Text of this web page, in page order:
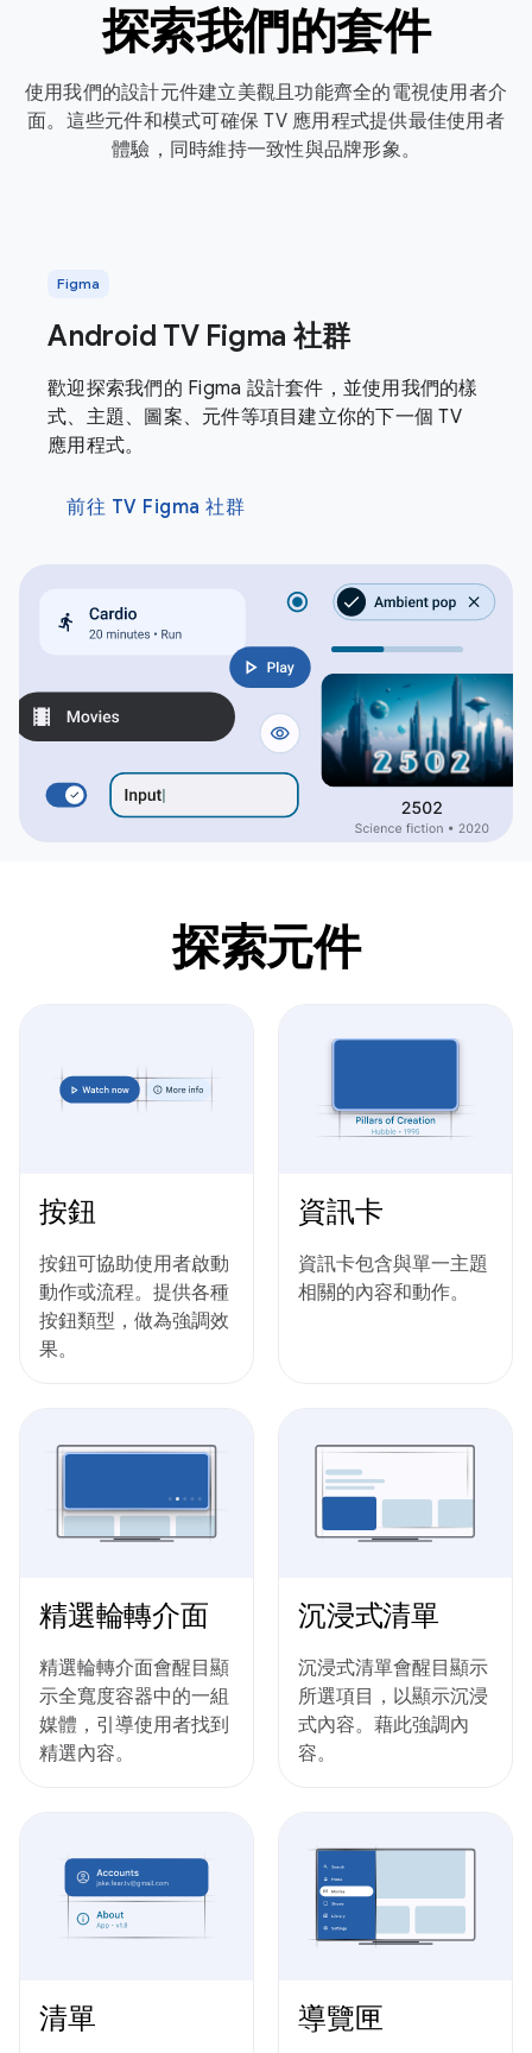
探索我們的套件
使用我們的設計元件建立美觀且功能齊全的電視使用者介
面。這些元件和模式可確保 TV 應用程式提供最佳使用者
體驗，同時維持一致性與品牌形象。
Figma
Android TV Figma 社群
歡迎探索我們的 Figma 設計套件，並使用我們的樣
式、主題、圖案、元件等項目建立你的下一個 TV
應用程式。
前往 TV Figma 社群
探索元件
按鈕
按鈕可協助使用者啟動
動作或流程。提供各種
按鈕類型，做為強調效
果。
資訊卡
資訊卡包含與單一主題
相關的內容和動作。
精選輪轉介面
精選輪轉介面會醒目顯
示全寬度容器中的一組
媒體，引導使用者找到
精選內容。
沉浸式清單
沉浸式清單會醒目顯示
所選項目，以顯示沉浸
式內容。藉此強調內
容。
清單 導覽匣